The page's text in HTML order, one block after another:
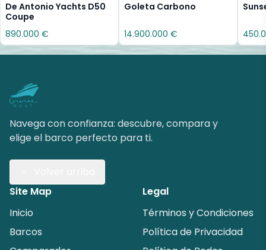
De Antonio Yachts D50
Coupe
890.000 €
Goleta Carbono
14.900.000 €
Navega con confianza: descubre, compara y
elige el barco perfecto para ti.
Site Map
Inicio
Barcos
Legal
Términos y Condiciones
Política de Privacidad